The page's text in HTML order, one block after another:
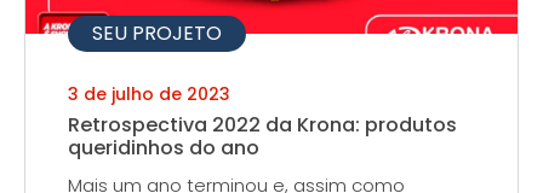
SEU PROJETO
3 de julho de 2023
Retrospectiva 2022 da Krona: produtos
queridinhos do ano
Mais um ano terminou e, assim como